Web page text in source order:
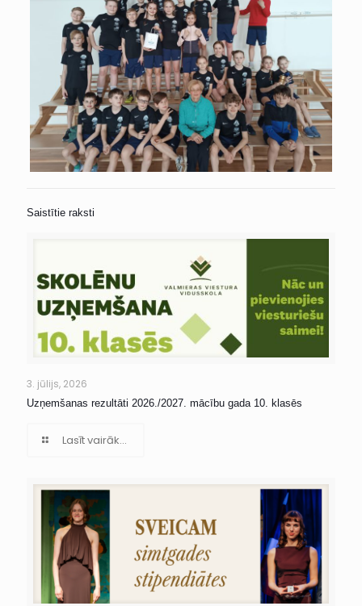
Saistītie raksti
3. jūlijs, 2026
Uzņemšanas rezultāti 2026./2027. mācību gada 10. klasēs
Lasīt vairāk...